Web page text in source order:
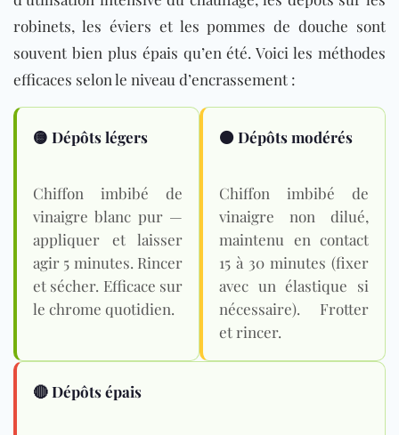
robinets, les éviers et les pommes de douche sont
souvent bien plus épais qu’en été. Voici les méthodes
efficaces selon le niveau d’encrassement :
🟡 Dépôts légers
Chiffon imbibé de
vinaigre blanc pur —
appliquer et laisser
agir 5 minutes. Rincer
et sécher. Efficace sur
le chrome quotidien.
🟠 Dépôts modérés
Chiffon imbibé de
vinaigre non dilué,
maintenu en contact
15 à 30 minutes (fixer
avec un élastique si
nécessaire). Frotter
et rincer.
🔴 Dépôts épais